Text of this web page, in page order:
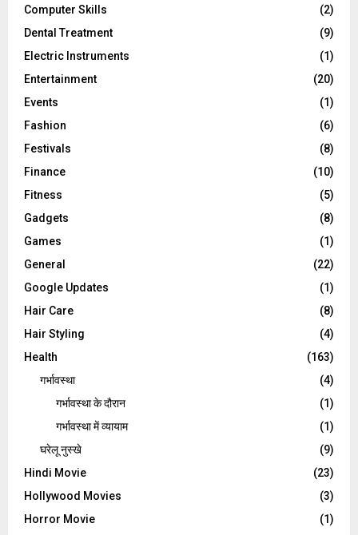
Computer Skills
(2)
Dental Treatment
(9)
Electric Instruments
(1)
Entertainment
(20)
Events
(1)
Fashion
(6)
Festivals
(8)
Finance
(10)
Fitness
(5)
Gadgets
(8)
Games
(1)
General
(22)
Google Updates
(1)
Hair Care
(8)
Hair Styling
(4)
Health
(163)
गर्भावस्था
(4)
गर्भावस्‍था के दौरान
(1)
गर्भावस्था में व्यायाम
(1)
घरेलू नुस्‍खे
(9)
Hindi Movie
(23)
Hollywood Movies
(3)
Horror Movie
(1)